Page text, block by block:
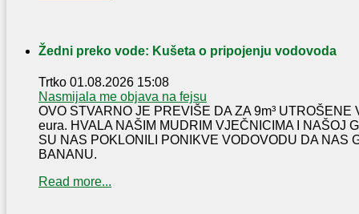
Žedni preko vode: Kušeta o pripojenju vodovoda
Trtko 01.08.2026 15:08
Nasmijala me objava na fejsu
OVO STVARNO JE PREVIŠE DA ZA 9m³ UTROŠENE
eura. HVALA NAŠIM MUDRIM VJEČNICIMA I NAŠOJ
SU NAS POKLONILI PONIKVE VODOVODU DA NAS
BANANU.
Read more...